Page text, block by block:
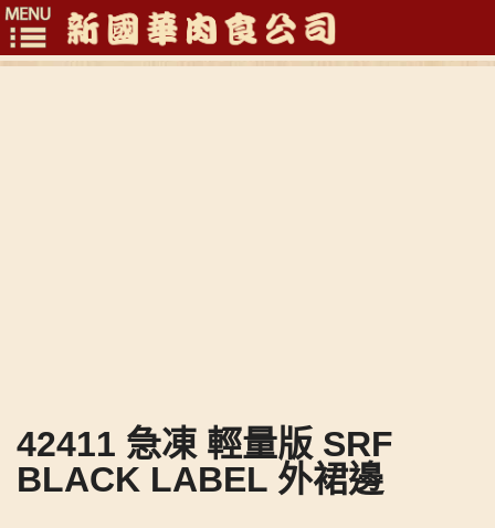
Toggle
42411 急凍 輕量版 SRF
BLACK LABEL 外裙邊